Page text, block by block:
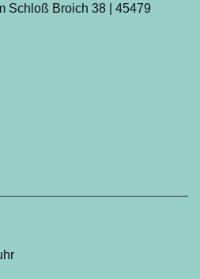
Schloß Broich 38 | 45479